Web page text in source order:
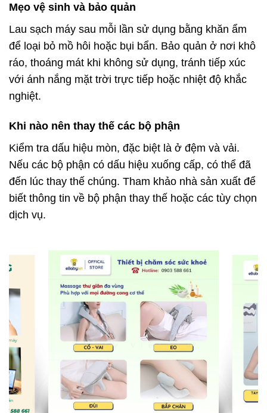
Mẹo vệ sinh và bảo quản
Lau sạch máy sau mỗi lần sử dụng bằng khăn ẩm
để loại bỏ mồ hôi hoặc bụi bẩn. Bảo quản ở nơi khô
ráo, thoáng mát khi không sử dụng, tránh tiếp xúc
với ánh nắng mặt trời trực tiếp hoặc nhiệt độ khắc
nghiệt.
Khi nào nên thay thế các bộ phận
Kiểm tra dấu hiệu mòn, đặc biệt là ở đệm và vải.
Nếu các bộ phận có dấu hiệu xuống cấp, có thể đã
đến lúc thay thế chúng. Tham khảo nhà sản xuất để
biết thông tin về bộ phận thay thế hoặc các tùy chọn
dịch vụ.